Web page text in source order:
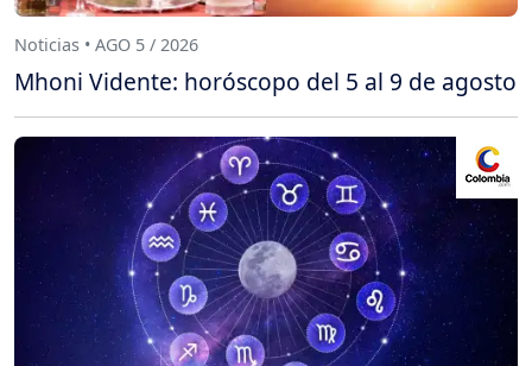
Noticias • AGO 5 / 2026
Mhoni Vidente: horóscopo del 5 al 9 de agosto